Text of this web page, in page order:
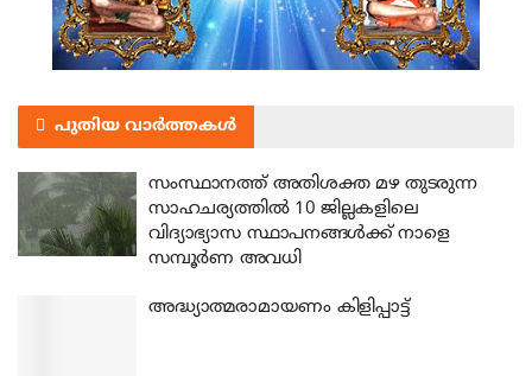
പുതിയ വാർത്തകൾ
സംസ്ഥാനത്ത് അതിശക്ത മഴ തുടരുന്ന
സാഹചര്യത്തിൽ 10 ജില്ലകളിലെ
വിദ്യാഭ്യാസ സ്ഥാപനങ്ങൾക്ക് നാളെ
സമ്പൂർണ അവധി
അദ്ധ്യാത്മരാമായണം കിളിപ്പാട്ട്